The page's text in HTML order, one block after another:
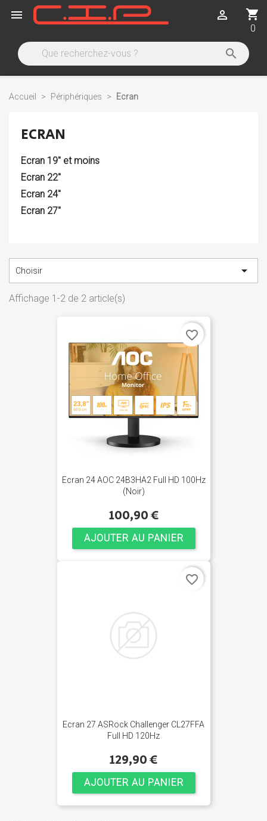
 shopping_cart
0


Accueil Périphériques Ecran
ECRAN
Ecran 19" et moins
Ecran 22"
Ecran 24"
Ecran 27"
Choisir 
Affichage 1-2 de 2 article(s)
Ecran 24 AOC 24B3HA2 Full HD 100Hz
(Noir)
100,90 €
AJOUTER AU PANIER
favorite_border
Ecran 27 ASRock Challenger CL27FFA
Full HD 120Hz
129,90 €
AJOUTER AU PANIER
favorite_border